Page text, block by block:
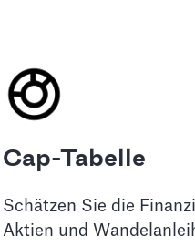
Cap-Tabelle
Schätzen Sie die
Aktien und